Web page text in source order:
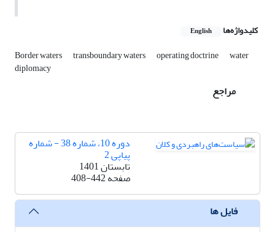
کلیدواژه‌ها English
Border waters transboundary waters operating doctrine water
diplomacy
مراجع
دوره 10، شماره 38 - شماره
پیاپی 2
تابستان 1401
صفحه408-442
فایل ها